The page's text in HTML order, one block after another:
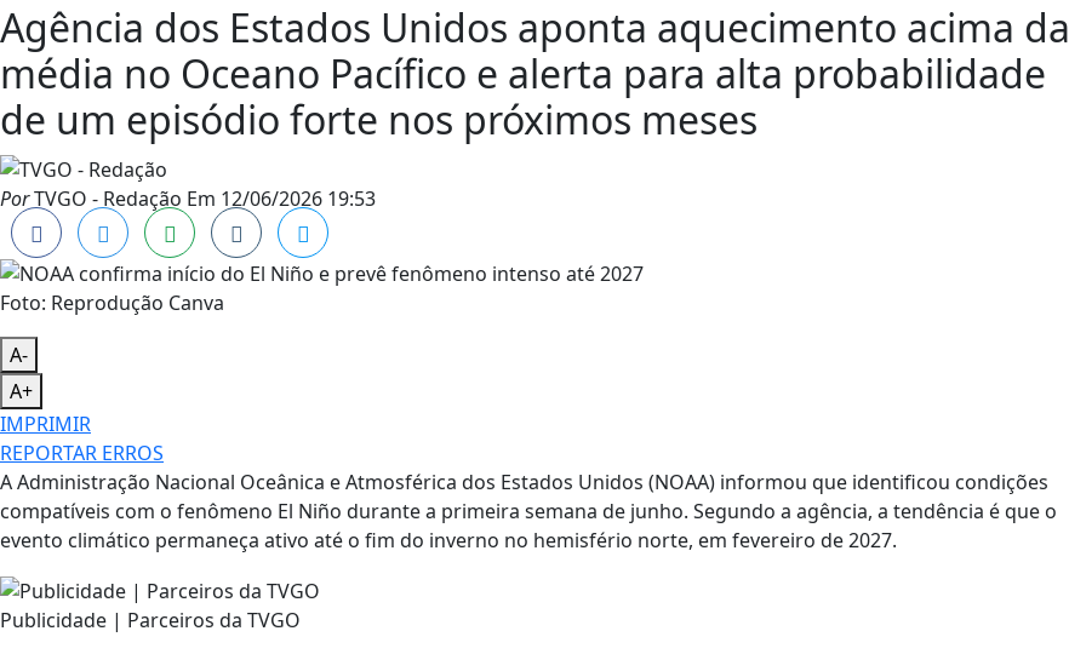
Agência dos Estados Unidos aponta aquecimento acima da
média no Oceano Pacífico e alerta para alta probabilidade
de um episódio forte nos próximos meses
PorTVGO - Redação Em 12/06/2026 19:53
Foto: Reprodução Canva
A-
A+
IMPRIMIR
REPORTAR ERROS
A Administração Nacional Oceânica e Atmosférica dos Estados Unidos (NOAA) informou que identificou condições
compatíveis com o fenômeno El Niño durante a primeira semana de junho. Segundo a agência, a tendência é que o
evento climático permaneça ativo até o fim do inverno no hemisfério norte, em fevereiro de 2027.
Publicidade | Parceiros da TVGO